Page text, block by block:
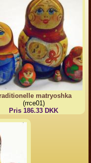
matryoshka
(rrce01)
Pris 186.33 DKK